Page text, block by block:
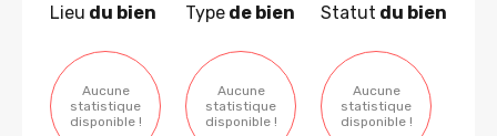
Lieu du bien
Aucune
statistique
disponible !
Type de bien
Aucune
statistique
disponible !
Statut du bien
Aucune
statistique
disponible !